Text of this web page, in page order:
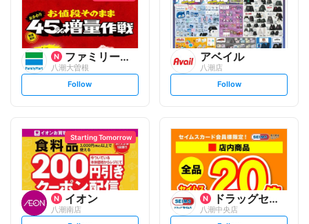
ファミリーマート
八潮大曽根
s
t
l
o
w
Follow
アベイル
八潮店
s
t
l
o
w
Follow
Starting Tomorrow
イオン
八潮南店
ドラッグセイムス
八潮中央店